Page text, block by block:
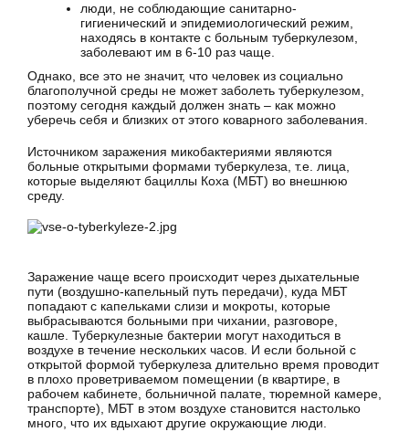
люди, не соблюдающие санитарно-
гигиенический и эпидемиологический режим,
находясь в контакте с больным туберкулезом,
заболевают им в 6-10 раз чаще.
Однако, все это не значит, что человек из социально
благополучной среды не может заболеть туберкулезом,
поэтому сегодня каждый должен знать – как можно
уберечь себя и близких от этого коварного заболевания.
Источником заражения микобактериями являются
больные открытыми формами туберкулеза, т.е. лица,
которые выделяют бациллы Коха (МБТ) во внешнюю
среду.
Заражение чаще всего происходит через дыхательные
пути (воздушно-капельный путь передачи), куда МБТ
попадают с капельками слизи и мокроты, которые
выбрасываются больными при чихании, разговоре,
кашле. Туберкулезные бактерии могут находиться в
воздухе в течение нескольких часов. И если больной с
открытой формой туберкулеза длительно время проводит
в плохо проветриваемом помещении (в квартире, в
рабочем кабинете, больничной палате, тюремной камере,
транспорте), МБТ в этом воздухе становится настолько
много, что их вдыхают другие окружающие люди.